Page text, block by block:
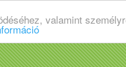
valamint